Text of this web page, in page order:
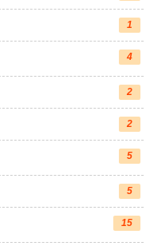
1
4
2
2
5
5
15